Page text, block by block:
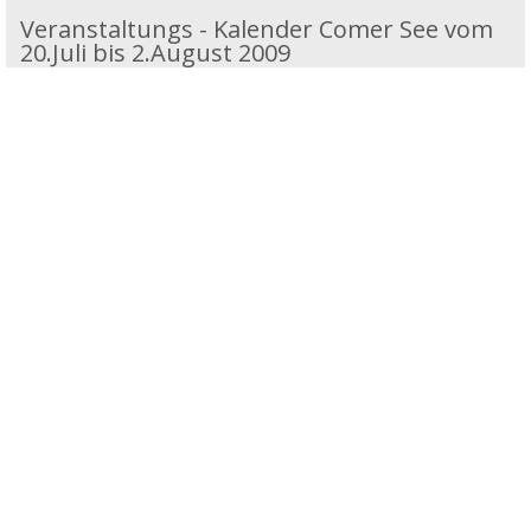
Veranstaltungs - Kalender Comer See vom
20.Juli bis 2.August 2009